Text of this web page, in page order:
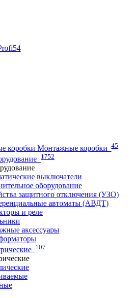
Монтажные коробки 45
1752
выключатели
оборудование
защитного отключения (УЗО)
автоматы (АВДТ)
и реле
аксессуары
107